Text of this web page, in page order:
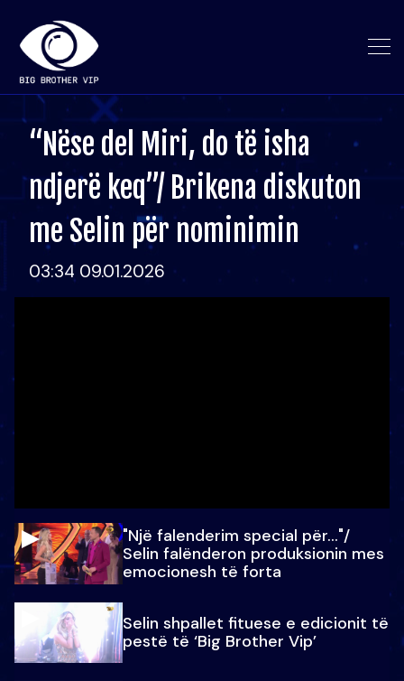
“Nëse del Miri, do të isha
ndjerë keq”/ Brikena diskuton
me Selin për nominimin
03:34 09.01.2026
"Një falenderim special për…"/
Selin falënderon produksionin mes
emocionesh të forta
Selin shpallet fituese e edicionit të
pestë të ‘Big Brother Vip’